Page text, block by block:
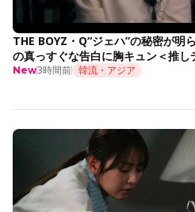
THE BOYZ・Q“ジェハ”の秘密が明
の真っすぐな告白に胸キュン＜推し
New3時間前 韓流・アジア